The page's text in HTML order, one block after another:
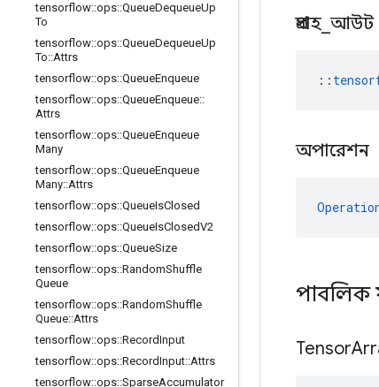
tensorflow::ops::QueueDequeueUp
To
tensorflow::ops::QueueDequeueUp
To::Attrs
tensorflow::ops::QueueEnqueue
tensorflow::ops::QueueEnqueue::
Attrs
tensorflow::ops::QueueEnqueue
Many
tensorflow::ops::QueueEnqueue
Many::Attrs
tensorflow::ops::QueueIsClosed
tensorflow::ops::QueueIsClosedV2
tensorflow::ops::QueueSize
tensorflow::ops::RandomShuffle
Queue
tensorflow::ops::RandomShuffle
Queue::Attrs
tensorflow::ops::RecordInput
tensorflow::ops::RecordInput::Attrs
tensorflow::ops::SparseAccumulator
প্রবাহ _আউট
::
অপারেশন
পাবলিক
Tensor